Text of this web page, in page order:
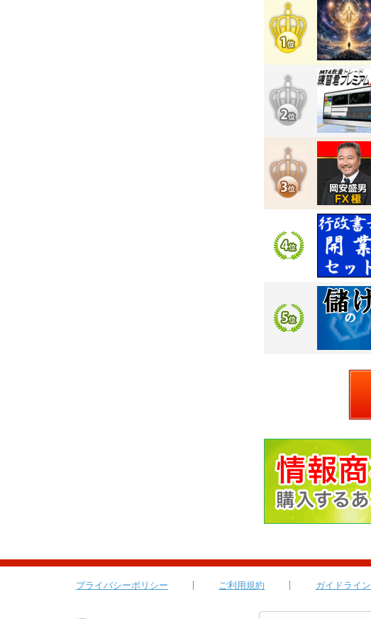
プライバシーポリシー ご利用規約 ガイドライン